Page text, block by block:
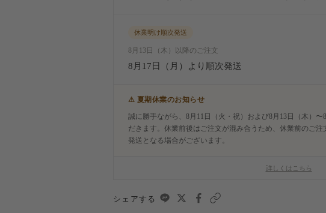
休業明け順次発送
8月13日（木）以降のご注文
8月17日（月）より順次発送
⚠ 夏期休業のお知らせ
誠に勝手ながら、8月11日（火・祝）および8月13日（木）
だきます。休業前後はご注文が混み合うため、休業前のご
発送となる場合がございます。
詳しくはこちら
シェアする